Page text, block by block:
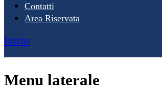
Contatti
Area Riservata
Inizio
Menu laterale